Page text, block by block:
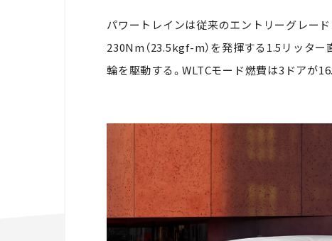
パワートレインは従来のエントリーグレード
230Nm（23.5kgf-m）を発揮する1.5リッタ
輪を駆動する。WLTCモード燃費は3ドアが